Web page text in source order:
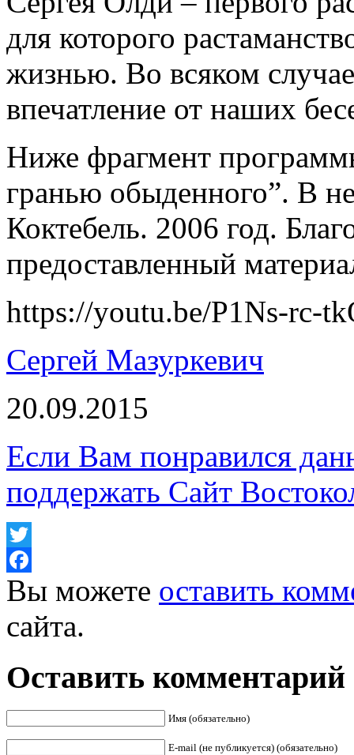
для которого
жизнью. Во всяком
впечатление от наших
Ниже фрагмент
гранью обыденного”. В
Коктебель. 2006 год.
предоставленный
https://youtu.be/P1Ns-rc-
Сергей Мазуркевич
20.09.2015
Если Вам понравился
поддержать Сайт
Twitter
Facebook
Вы можете оставить
сайта.
Оставить комментарий
Имя (обязательно)
E-mail (не публикуется) (обязательно)